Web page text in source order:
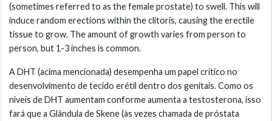
(sometimes referred to as the female prostate) to swell. This will
induce random erections within the clitoris, causing the erectile
tissue to grow. The amount of growth varies from person to
person, but 1-3 inches is common.
A DHT (acima mencionada) desempenha um papel crítico no
desenvolvimento de tecido erétil dentro dos genitais. Como os
níveis de DHT aumentam conforme aumenta a testosterona, isso
fará que a Glândula de Skene (às vezes chamada de próstata